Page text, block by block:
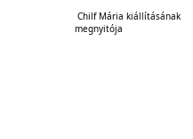
Chilf Mária kiállításának
megnyitója